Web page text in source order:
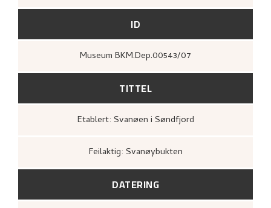
ID
Museum BKM.Dep.00543/07
TITTEL
Etablert: Svanøen i Søndfjord
Feilaktig: Svanøybukten
DATERING